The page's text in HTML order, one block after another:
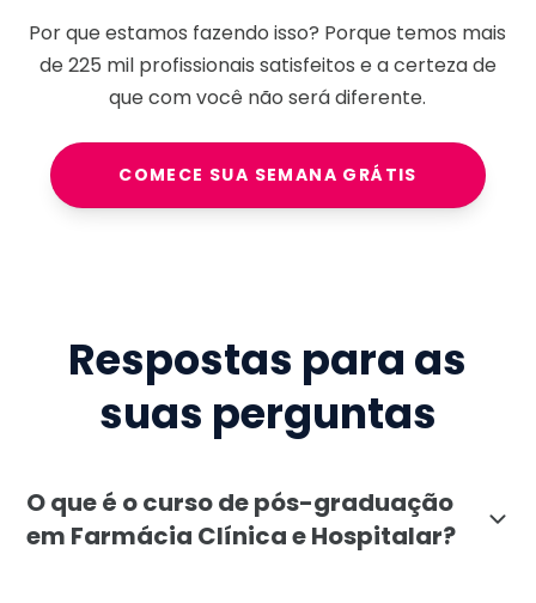
Por que estamos fazendo isso? Porque temos mais
de225 milprofissionais satisfeitos e a certeza de
que com você não será diferente.
COMECE SUA SEMANA GRÁTIS
Respostas para as
suas perguntas
O que é o curso de pós-graduação
em Farmácia Clínica e Hospitalar?